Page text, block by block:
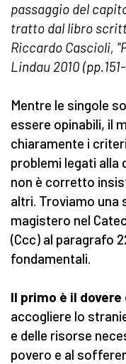
passaggio del
tratto dal libro
Riccardo Cascioli,
Lindau 2010
Mentre le singole
essere opinabili, il
chiaramente i
problemi legati alla
non è corretto
altri. Troviamo una
magistero nel
(Ccc) al paragrafo
fondamentali.
Il primo è il
accogliere lo
e delle risorse
povero e al